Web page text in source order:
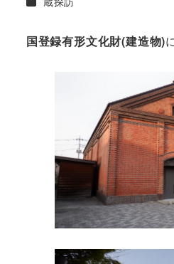
国登録有形文化財(建造物)